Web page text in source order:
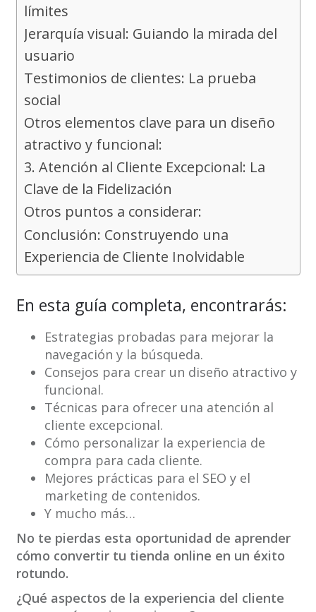
límites
Jerarquía visual: Guiando la mirada del
usuario
Testimonios de clientes: La prueba
social
Otros elementos clave para un diseño
atractivo y funcional:
3. Atención al Cliente Excepcional: La
Clave de la Fidelización
Otros puntos a considerar:
Conclusión: Construyendo una
Experiencia de Cliente Inolvidable
En esta guía completa, encontrarás:
Estrategias probadas para mejorar la
navegación y la búsqueda.
Consejos para crear un diseño atractivo y
funcional.
Técnicas para ofrecer una atención al
cliente excepcional.
Cómo personalizar la experiencia de
compra para cada cliente.
Mejores prácticas para el SEO y el
marketing de contenidos.
Y mucho más…
No te pierdas esta oportunidad de aprender
cómo convertir tu tienda online en un éxito
rotundo.
¿Qué aspectos de la experiencia del cliente